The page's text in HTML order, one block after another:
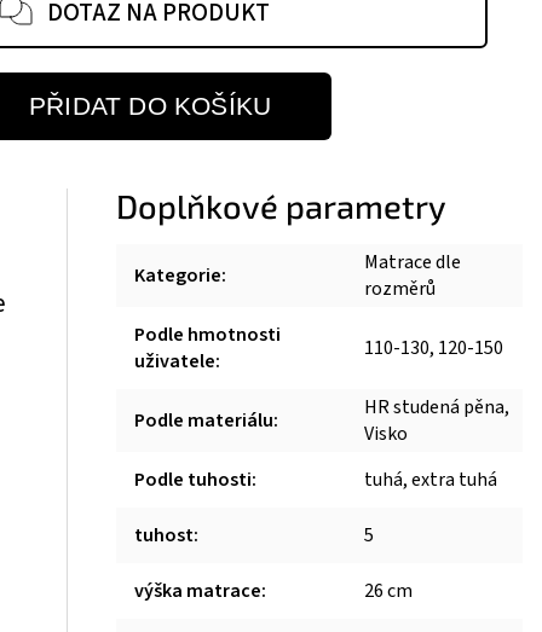
DOTAZ NA PRODUKT
PŘIDAT DO KOŠÍKU
Doplňkové parametry
Kategorie:
Matrace dle
rozměrů
Podle hmotnosti
uživatele: 110-130, 120-150
Podle materiálu:
HR studená pěna,
Visko
Podle tuhosti: tuhá, extra tuhá
tuhost: 5
výška matrace: 26 cm